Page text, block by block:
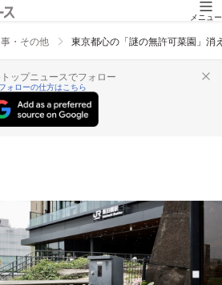
メニュー
・その他 東京都心の「謎の無許可菜園」
ップニュースでフォロー
フォローの仕方はこちら